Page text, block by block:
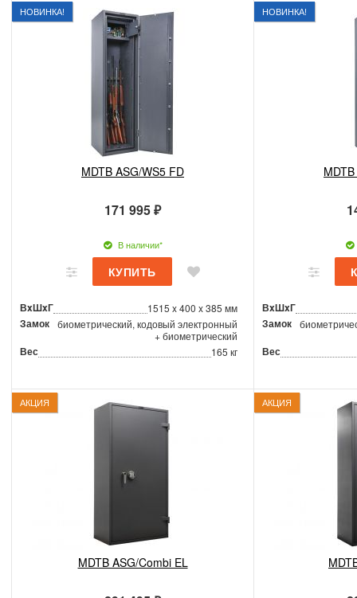
НОВИНКА!
MDTB ASG/WS5 FD
171 995 ₽
В наличии*
ВxШxГ 1515 x 400 x 385 мм
Замок биометрический, кодовый электронный
+ биометрический
Вес 165 кг
НОВИНКА!
ВxШxГ
Замок
Вес
АКЦИЯ
MDTB ASG/Combi EL
АКЦИЯ